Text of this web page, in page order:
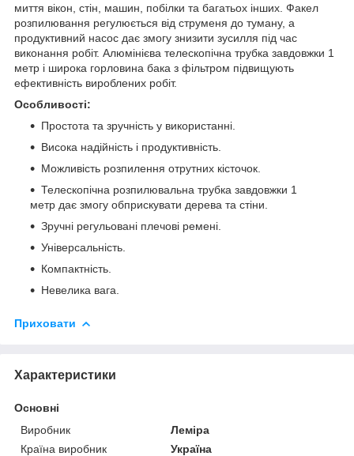
миття вікон, стін, машин, побілки та багатьох інших. Факел
розпилювання регулюється від струменя до туману, а
продуктивний насос дає змогу знизити зусилля під час
виконання робіт. Алюмінієва телескопічна трубка завдовжки 1
метр і широка горловина бака з фільтром підвищують
ефективність вироблених робіт.
Особливості:
Простота та зручність у використанні.
Висока надійність і продуктивність.
Можливість розпилення отрутних кісточок.
Телескопічна розпилювальна трубка завдовжки 1
метр дає змогу обприскувати дерева та стіни.
Зручні регульовані плечові ремені.
Універсальність.
Компактність.
Невелика вага.
Приховати
Характеристики
Основні
Виробник
Леміра
Країна виробник
Україна